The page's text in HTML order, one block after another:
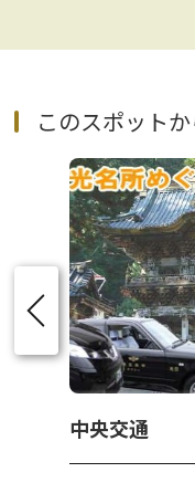
このスポット
中央交通